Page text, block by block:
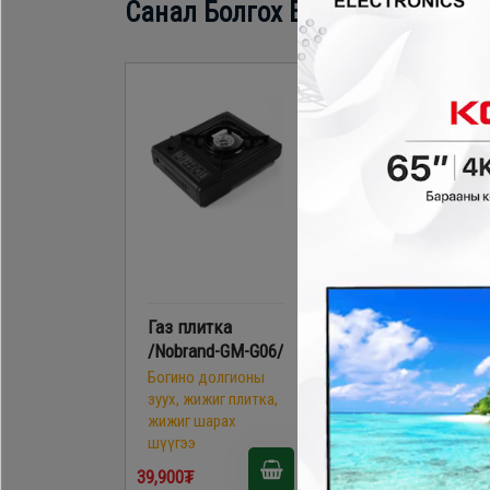
Санал Болгох Бүтээгдэхүүн
Газ плитка
/Nobrand-GM-G06/
Богино долгионы
зуух, жижиг плитка,
жижиг шарах
шүүгээ
39,900₮
Homelux FS3T1
керамик плитка
Богино долгионы
зуух, жижиг плитка,
жижиг шарах
шүүгээ
99,900₮
79,900₮